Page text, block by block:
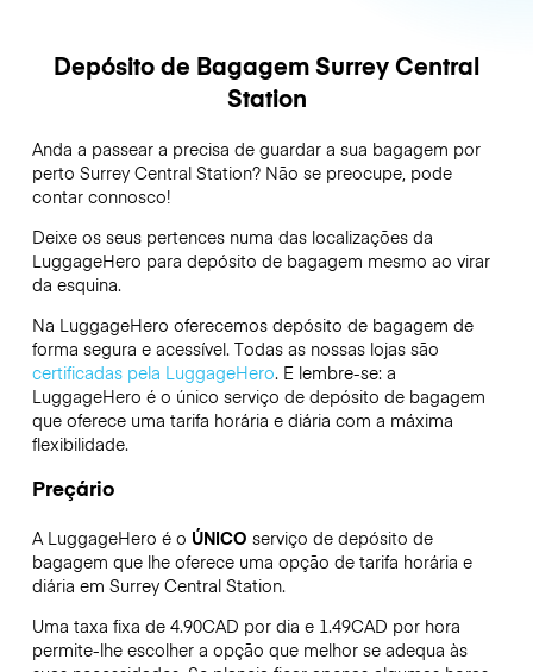
Depósito de Bagagem Surrey Central
Station
Anda a passear a precisa de guardar a sua bagagem por
perto Surrey Central Station? Não se preocupe, pode
contar connosco!
Deixe os seus pertences numa das localizações da
LuggageHero para depósito de bagagem mesmo ao virar
da esquina.
Na LuggageHero oferecemos depósito de bagagem de
forma segura e acessível. Todas as nossas lojas são
certificadas pela LuggageHero. E lembre-se: a
LuggageHero é o único serviço de depósito de bagagem
que oferece uma tarifa horária e diária com a máxima
flexibilidade.
Preçário
A LuggageHero é o ÚNICO serviço de depósito de
bagagem que lhe oferece uma opção de tarifa horária e
diária em Surrey Central Station.
Uma taxa fixa de 4.90CAD por dia e 1.49CAD por hora
permite-lhe escolher a opção que melhor se adequa às